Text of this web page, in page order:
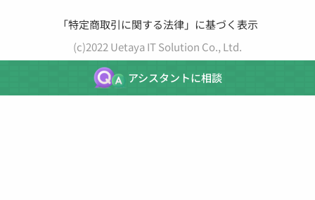
「特定商取引に関する法律」に基づく表示
(c)2022 Uetaya IT Solution Co., Ltd.
アシスタントに相談